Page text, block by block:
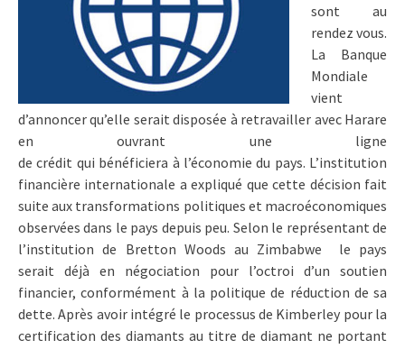
sont au
rendez vous.
La Banque
Mondiale
vient
d’annoncer qu’elle serait disposée à retravailler avec Harare
en ouvrant une ligne
de crédit qui bénéficiera à l’économie du pays. L’institution
financière internationale a expliqué que cette décision fait
suite aux transformations politiques et macroéconomiques
observées dans le pays depuis peu. Selon le représentant de
l’institution de Bretton Woods au Zimbabwe le pays
serait déjà en négociation pour l’octroi d’un soutien
financier, conformément à la politique de réduction de sa
dette. Après avoir intégré le processus de Kimberley pour la
certification des diamants au titre de diamant ne portant